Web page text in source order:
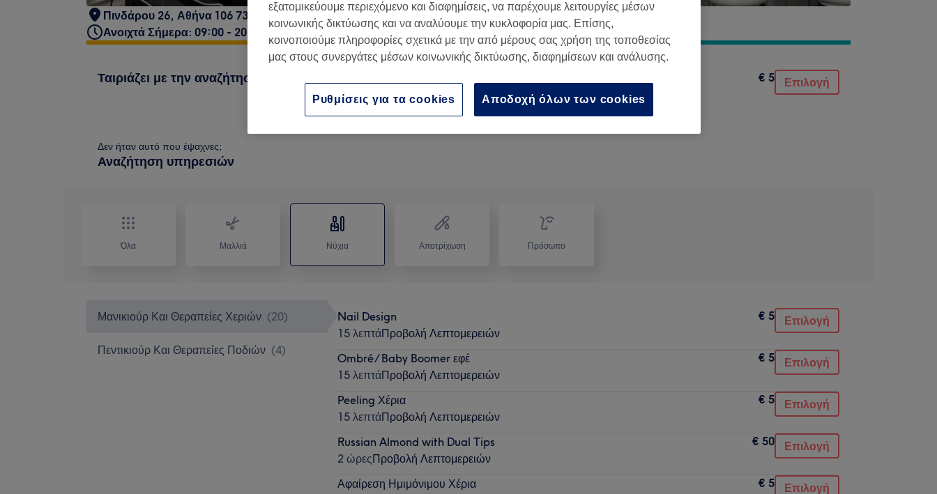
Πινδάρου 26, Αθήνα 106 73, Ελλάδα
Ανοιχτά Σήμερα: 09:00 - 20:00
Ταιριάζει με την αναζήτησή σου
15 λεπτάΠροβολή Λεπτομερειών
€ 5 Επιλογή
Δεν ήταν αυτό που έψαχνες;
Αναζήτηση υπηρεσιών
Όλα Μαλλιά Νύχια Αποτρίχωση Πρόσωπο
Μανικιούρ Και Θεραπείες Χεριών (20)
Πεντικιούρ Και Θεραπείες Ποδιών (4)
Nail Design
15 λεπτάΠροβολή Λεπτομερειών
€ 5 Επιλογή
Ombré/ Baby Boomer εφέ
15 λεπτάΠροβολή Λεπτομερειών
€ 5 Επιλογή
Peeling Χέρια
15 λεπτάΠροβολή Λεπτομερειών
€ 5 Επιλογή
Russian Almond with Dual Tips
2 ώρεςΠροβολή Λεπτομερειών
€ 50 Επιλογή
Αφαίρεση Ημιμόνιμου Χέρια
€ 5 Επιλογή
εξατομικεύουμε περιεχόμενο και διαφημίσεις, να παρέχουμε λειτουργίες μέσων
κοινωνικής δικτύωσης και να αναλύουμε την κυκλοφορία μας. Επίσης,
κοινοποιούμε πληροφορίες σχετικά με την από μέρους σας χρήση της τοποθεσίας
μας στους συνεργάτες μέσων κοινωνικής δικτύωσης, διαφημίσεων και ανάλυσης.
Αποδοχή όλων των cookies
Ρυθμίσεις για τα cookies